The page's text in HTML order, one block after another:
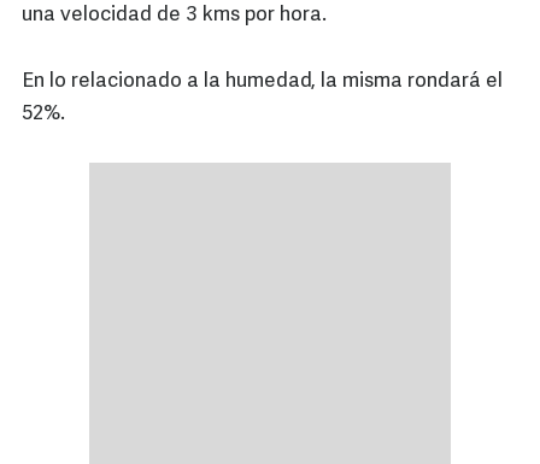
una velocidad de 3 kms por hora.
En lo relacionado a la humedad, la misma rondará el
52%.